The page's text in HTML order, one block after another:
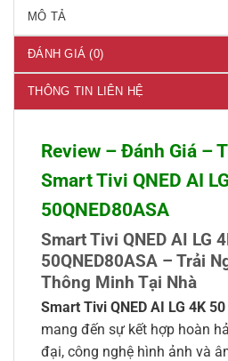
MÔ TẢ
ĐÁNH GIÁ (0)
THÔNG TIN LIÊN HỆ
Review – Đánh Giá –
Smart Tivi QNED AI
50QNED80ASA
Smart Tivi QNED AI LG
50QNED80ASA – Trải
Thông Minh Tại Nhà
Smart Tivi QNED AI LG 4K
mang đến sự kết hợp hoàn
đại, công nghệ hình ảnh và